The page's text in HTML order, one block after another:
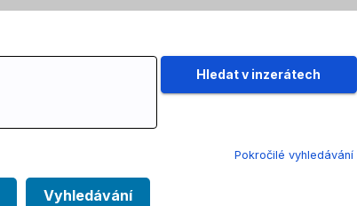
Pokročilé vyhledávání
Vyhledávání